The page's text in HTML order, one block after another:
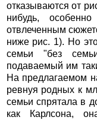
отказываются от
нибудь,
отвлеченным
ниже рис. 1). Но
семьи "без
подаваемый им
На предлагаемом
ревнуя родных к
семьи спрятала в
как Карлсона,